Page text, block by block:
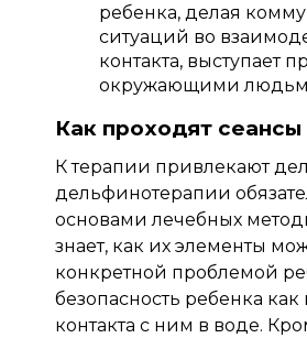
ребенка, делая
ситуаций во
контакта,
окружающими
Как проходят
К терапии привлекают
дельфинотерапии
основами лечебных
знает, как их элементы
конкретной проблемой
безопасность ребенка
контакта с ним в воде.